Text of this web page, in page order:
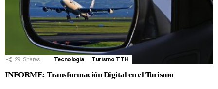
29 Shares Tecnología Turismo TTH
INFORME: Transformación Digital en el Turismo